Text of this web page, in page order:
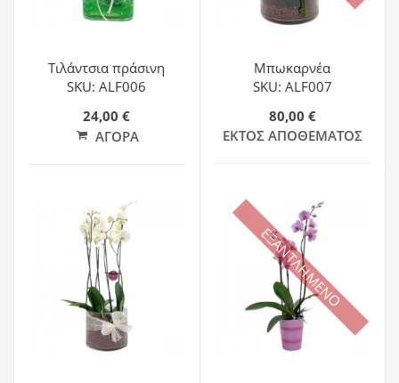
Τιλάντσια πράσινη
SKU: ALF006
24,00 €
ΑΓΟΡΆ
Μπωκαρνέα
SKU: ALF007
80,00 €
ΕΚΤΌΣ ΑΠΟΘΈΜΑΤΟΣ
ΕΞΑΝΤΛΗΜΕΝΟ